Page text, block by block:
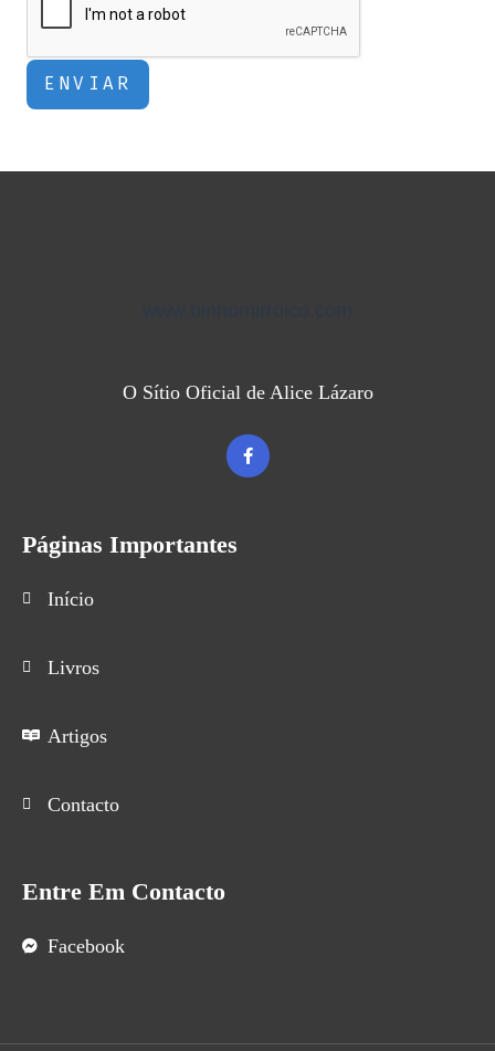
ENVIAR
O Sítio Oficial de Alice Lázaro
Páginas Importantes
Início
Livros
Artigos
Contacto
Entre Em Contacto
Facebook